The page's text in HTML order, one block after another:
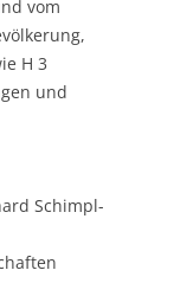
vom
H 3
und
Schimpl-